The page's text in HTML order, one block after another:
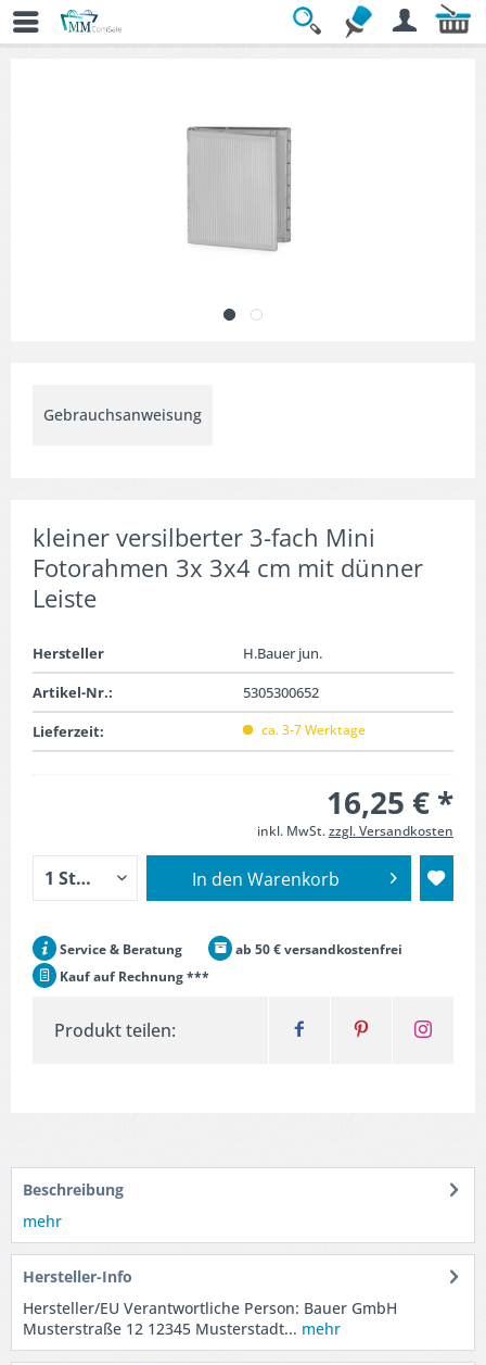
Übersicht
Gebrauchsanweisung
kleiner versilberter 3-fach Mini
Fotorahmen 3x 3x4 cm mit dünner
Leiste
Hersteller
H.Bauer jun.
Artikel-Nr.:
5305300652
Lieferzeit:
ca. 3-7 Werktage
16,25 € *
inkl. MwSt.zzgl. Versandkosten
In den Warenkorb
Service & Beratung
ab 50 € versandkostenfrei
Kauf auf Rechnung ***
Produkt teilen:
Beschreibung
mehr
Hersteller-Info
Hersteller/EU Verantwortliche Person: Bauer GmbH
Musterstraße 12 12345 Musterstadt... mehr